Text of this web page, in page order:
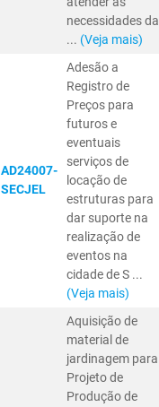
necessidades da
... (Veja mais)
AD24007-
SECJEL
Adesão a
Registro de
Preços para
futuros e
eventuais
serviços de
locação de
estruturas para
dar suporte na
realização de
eventos na
cidade de S ...
(Veja mais)
Aquisição de
material de
jardinagem para
Projeto de
Produção de